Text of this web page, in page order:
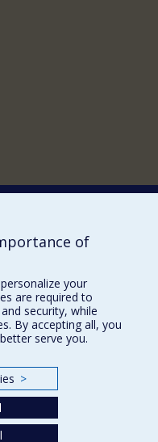
of
your
are required to
security, while
By accepting all, you
serve you.
>